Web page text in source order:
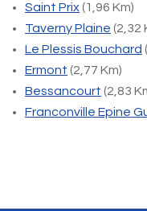
Saint Prix(1,96 Km)
Taverny Plaine (2,32
Le Plessis Bouchard
Ermont (2,77 Km)
Bessancourt (2,83
Franconville Epine